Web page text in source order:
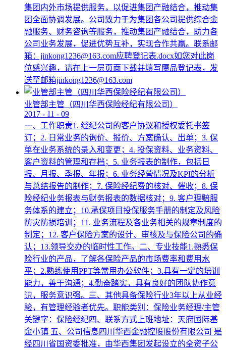
集团内外市场提供服务，以促进集团产融结合，推动集
团全面协调发展。公司致力于为集团各公司提供综合金
融服务、财务咨询等服务，推动集团产融结合，助力各
公司业务发展，促进优势互补，实现合作共赢。联系邮
箱：jinkong1236@163.com应聘登记表.docx如您对此岗
位感兴趣，请在上一层页面下载并填写赝品登记表，发
送至邮箱jinkong1236@163.com
业管部主管（四川华西保险经纪有限公司）
2017 - 11 - 09
一、工作职责1. 经纪公司的客户协议和授权委托书签
订；2. 日常业务的询价、报价、方案确认、出单；3. 保
单在业务系统的录入和变更；4. 投保资料、业务资料、
客户资料的管理和存档；5. 业务报表的制作，包括日
报、月报、季报、年报；6. 业务经营情况及KPI的分析
与总结报告的制作；7. 保险经纪费的核对、催收；8. 保
险经纪业务报表与财务报表的数据核对；9. 客户理赔服
务体系的建立；10.承保项目投保服务手册的制定及风险
防灾防损培训；11. 业务流程及各业务相关的规章制度的
制定；12. 客户保险方案的设计、审核及与保险公司的确
认；13.领导交办的临时性工作。二、专业技能1.熟悉保
险行业的产品，了解各保险产品的市场费率和费用水
平；2.熟练使用PPT等常用办公软件；3.具有一定的培训
能力，善于沟通；4.勤奋踏实，具有良好的团队协作意
识，服务意识强。三、其他具备保险行业3年以上从业经
验，有管理经验者优先。职能类别：保险业务经理/主管
关键字：保险经纪四、联系方式上班地址：天府国际基
金小镇 五、公司信息四川华西金融控股股份有限公司 是
经四川省国资委批准，由华西集团发起设立的全资子公